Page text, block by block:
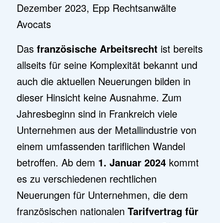
Dezember 2023, Epp Rechtsanwälte
Avocats
Dasfranzösische Arbeitsrecht ist bereits
allseits für seine Komplexität bekannt und
auch die aktuellen Neuerungen bilden in
dieser Hinsicht keine Ausnahme. Zum
Jahresbeginn sind in Frankreich viele
Unternehmen aus der Metallindustrie von
einem umfassenden tariflichen Wandel
betroffen. Ab dem 1. Januar 2024kommt
es zu verschiedenen rechtlichen
Neuerungen für Unternehmen, die dem
französischen nationalen Tarifvertrag für